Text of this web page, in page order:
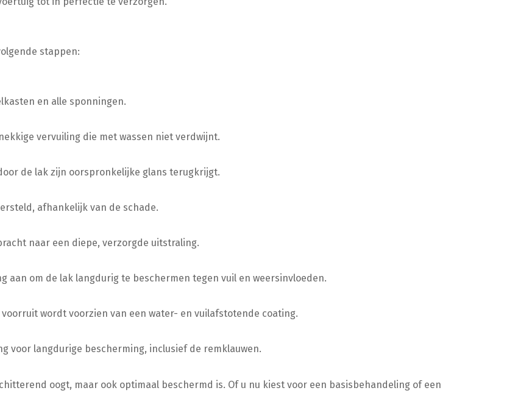
stappen:
en alle sponningen.
vervuiling die met wassen niet verdwijnt.
de lak zijn oorspronkelijke glans terugkrijgt.
afhankelijk van de schade.
naar een diepe, verzorgde uitstraling.
aan om de lak langdurig te beschermen tegen vuil en weersinvloeden.
wordt voorzien van een water- en vuilafstotende coating.
voor langdurige bescherming, inclusief de remklauwen.
oogt, maar ook optimaal beschermd is. Of u nu kiest voor een basisbehandeling of een